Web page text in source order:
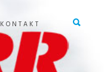
KONTAKT